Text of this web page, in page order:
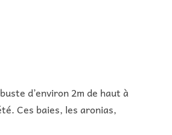
d’environ 2m de haut à
Ces baies, les aronias,